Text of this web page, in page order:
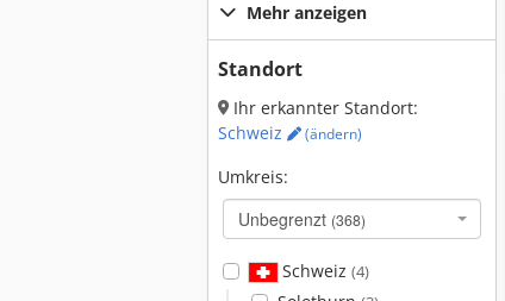
Mehr anzeigen
Standort
Ihr erkannter Standort:
Schweiz
(ändern)
Umkreis:
Unbegrenzt (368)
Schweiz (4)